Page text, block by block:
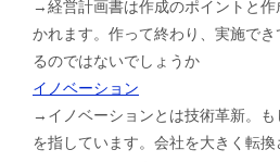
→経営計画書は作成のポイントと
かれます。作って終わり、実施で
るのではないでしょうか
イノベーション
→イノベーションとは技術革新。も
を指しています。会社を大きく転